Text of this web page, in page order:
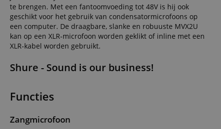
te brengen. Met een fantoomvoeding tot 48V is hij ook
geschikt voor het gebruik van condensatormicrofoons op
een computer. De draagbare, slanke en robuuste MVX2U
kan op een XLR-microfoon worden geklikt of inline met een
XLR-kabel worden gebruikt.
Shure - Sound is our business!
Functies
Zangmicrofoon